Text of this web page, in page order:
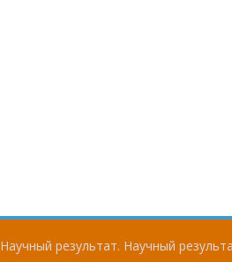
Научный результат. Научный